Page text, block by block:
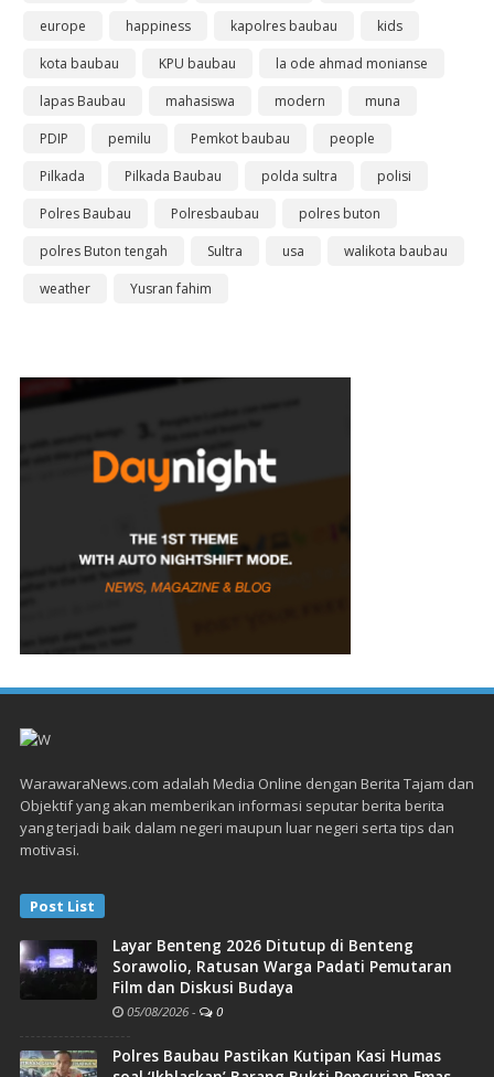
europe
happiness kapolres baubau
kids
kota baubau
KPU baubau
la ode ahmad monianse
lapas Baubau
mahasiswa modern
muna
PDIP
pemilu Pemkot baubau
people
Pilkada
Pilkada Baubau polda sultra
polisi
Polres Baubau
Polresbaubau
polres buton
polres Buton tengah
Sultra usa
walikota baubau
weather
Yusran fahim
WarawaraNews.com adalah Media Online dengan Berita Tajam dan
Objektif yang akan memberikan informasi seputar berita berita
yang terjadi baik dalam negeri maupun luar negeri serta tips dan
motivasi.
Post List
Layar Benteng 2026 Ditutup di Benteng
Sorawolio, Ratusan Warga Padati Pemutaran
Film dan Diskusi Budaya
05/08/2026 - 0
Polres Baubau Pastikan Kutipan Kasi Humas